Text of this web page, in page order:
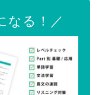
なる！／